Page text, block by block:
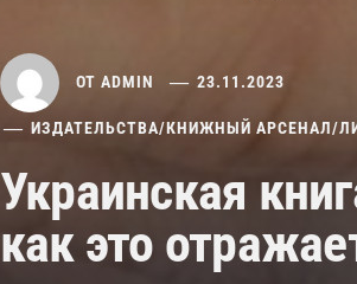
ОТ ADMIN 23.11.2023
ИЗДАТЕЛЬСТВА/КНИЖНЫЙ АРСЕНАЛ/
Украинская
как это